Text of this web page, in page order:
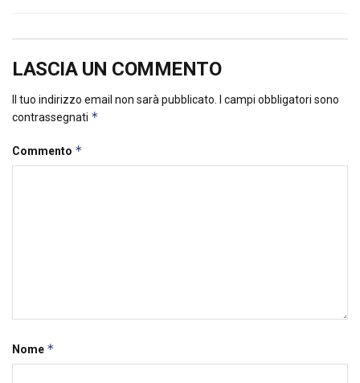
LASCIA UN COMMENTO
Il tuo indirizzo email non sarà pubblicato.
I campi obbligatori sono
contrassegnati *
Commento *
Nome *